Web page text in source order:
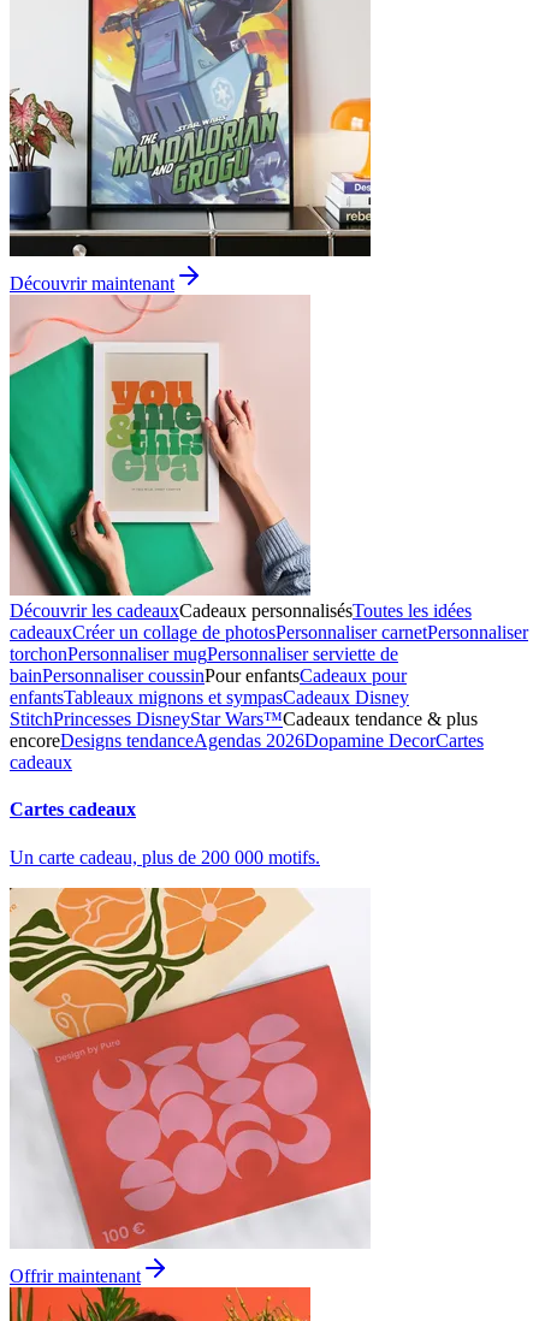
Découvrir maintenant
Découvrir les cadeauxCadeaux personnalisésToutes les idées
cadeauxCréer un collage de photosPersonnaliser carnetPersonnaliser
torchonPersonnaliser mugPersonnaliser serviette de
bainPersonnaliser coussinPour enfantsCadeaux pour
enfantsTableaux mignons et sympasCadeaux Disney
StitchPrincesses DisneyStar Wars™Cadeaux tendance & plus
encoreDesigns tendanceAgendas 2026Dopamine DecorCartes
cadeaux
Cartes cadeaux
Un carte cadeau, plus de 200 000 motifs.
Offrir maintenant